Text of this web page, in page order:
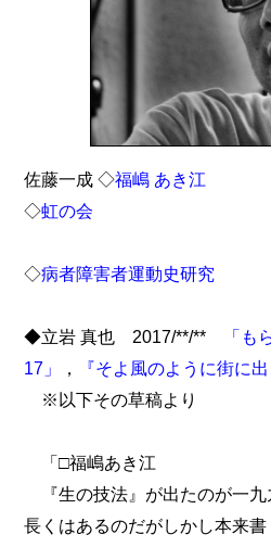
佐藤一成 ◇福嶋 あき江
◇虹の会
◇病者障害者運動史研究
◆立岩 真也 2017/**/**
「も
17」
， 『そよ風のように街に
※以下その草稿より
「□福嶋あき江
『生の技法』が出たのが一九
長くはあるのだがしかし本来